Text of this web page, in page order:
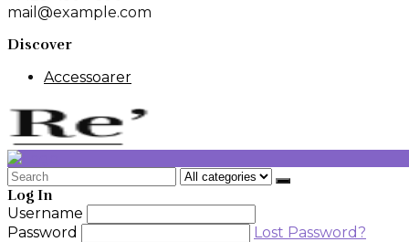
mail@example.com
Discover
Accessoarer
Search
for:
Log In
Username
Password
Lost Password?